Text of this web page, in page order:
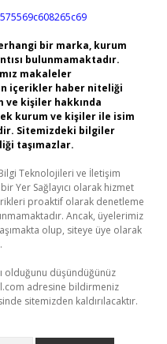
bir marka, kurum
bulunmamaktadır.
makaleler
içerikler haber niteliği
ve kişiler hakkında
kurum ve kişiler ile isim
Sitemizdeki bilgiler
taşımazlar.
Teknolojileri ve İletişim
Yer Sağlayıcı olarak hizmet
proaktif olarak denetleme
Ancak, üyelerimiz
olup, siteye üye olarak
olduğunu düşündüğünüz
adresine bildirmeniz
sitemizden kaldırılacaktır.